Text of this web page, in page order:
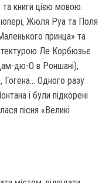
та книги цією мовою.
Жюля Руа та Поля
принца» та
Ле Корбюзьє
дю-О в Роншані),
Гогена... Одного разу
і були підкорені
пісня «Великі